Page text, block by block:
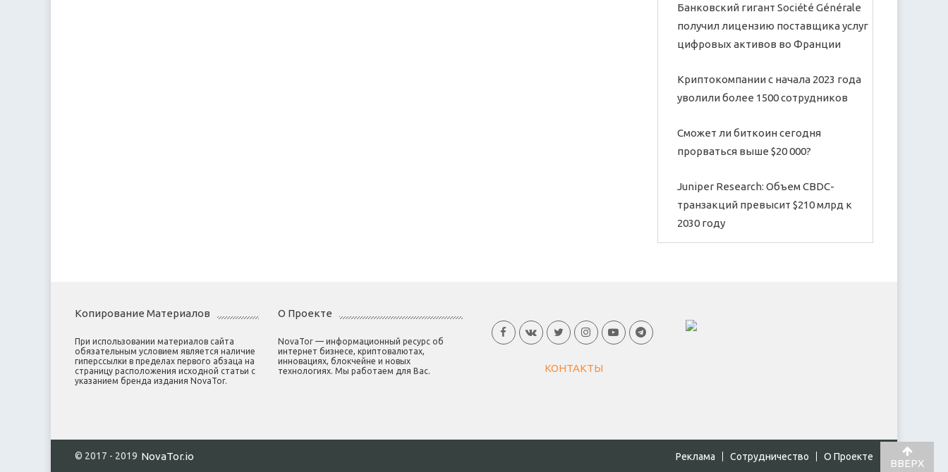
Банковский гигант Société Générale
получил лицензию поставщика услуг
цифровых активов во Франции
Криптокомпании с начала 2023 года
уволили более 1500 сотрудников
Сможет ли биткоин сегодня
прорваться выше $20 000?
Juniper Research: Объем CBDC-
транзакций превысит $210 млрд к
2030 году
Копирование Материалов
При использовании материалов сайта
обязательным условием является наличие
гиперссылки в пределах первого абзаца на
страницу расположения исходной статьи с
указанием бренда издания NovaTor.
О Проекте
NovaTor — информационный ресурс об
интернет бизнесе, криптовалютах,
инновациях, блокчейне и новых
технологиях. Мы работаем для Вас.
КОНТАКТЫ
© 2017 - 2019 NovaTor.io Реклама Cотрудничество О Проекте
ВВЕРХ